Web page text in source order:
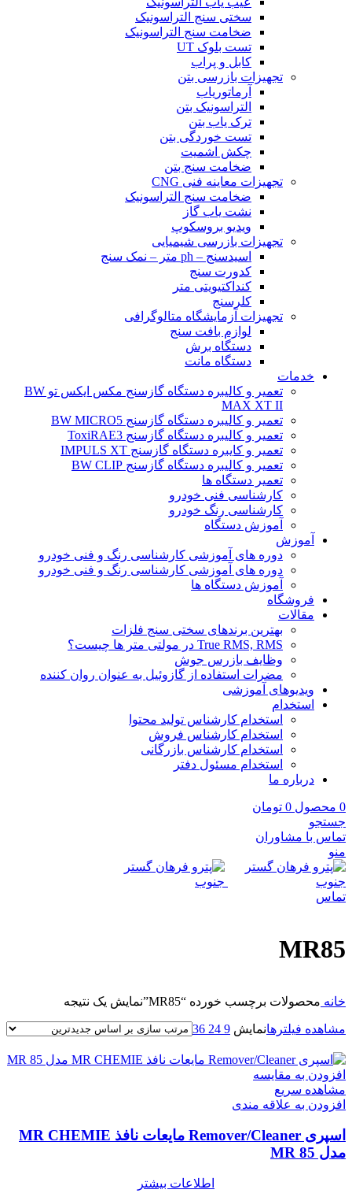
سختی سنج التراسونیک
ضخامت سنج التراسونیک
تست بلوک UT
کابل و پراب
تجهیزات بازرسی بتن
آرماتوریاب
التراسونیک بتن
ترک یاب بتن
تست خوردگی بتن
چکش اشمیت
ضخامت سنج بتن
تجهیزات معاینه فنی CNG
ضخامت سنج التراسونیک
نشت یاب گاز
ویدیو بروسکوپ
تجهیزات بازرسی شیمیایی
اسیدسنج – ph متر – نمک سنج
کدورت سنج
کنداکتیویتی متر
کلرسنج
تجهیزات آزمایشگاه متالوگرافی
لوازم بافت سنج
دستگاه برش
دستگاه مانت
خدمات
تعمیر و کالیبره دستگاه گازسنج مکس ایکس تو BW
MAX XT II
تعمیر و کالیبره دستگاه گازسنج BW MICRO5
تعمیر و کالیبره دستگاه گازسنج ToxiRAE3
تعمیر و کایبره دستگاه گازسنج IMPULS XT
تعمیر و کالیبره دستگاه گازسنج BW CLIP
تعمیر دستگاه ها
کارشناسی فنی خودرو
کارشناسی رنگ خودرو
آموزش دستگاه
آموزش
دوره های آموزشی کارشناسی رنگ و فنی خودرو
دوره های آموزشی کارشناسی رنگ و فنی خودرو
آموزش دستگاه ها
فروشگاه
مقالات
بهترین برندهای سختی سنج فلزات
True RMS, RMS در مولتی متر ها چیست؟
وظایف بازرس جوش
مضرات استفاده از گازوئیل به عنوان روان کننده
ویدیوهای آموزشی
استخدام
استخدام کارشناس تولید محتوا
استخدام کارشناس فروش
استخدام کارشناس بازرگانی
استخدام مسئول دفتر
درباره ما
0 محصول 0 تومان
جستجو
تماس با مشاوران
منو
تماس
MR85
خانه محصولات برچسب خورده “MR85” نمایش یک نتیجه
مشاهده فیلترهانمایش 9
24
36
افزودن به مقایسه
مشاهده سریع
افزودن به علاقه مندی
اسپری Remover/Cleaner مایعات نافذ MR CHEMIE
مدل MR 85
اطلاعات بیشتر